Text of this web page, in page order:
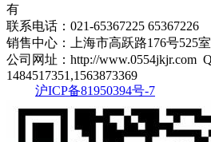
有
联系电话：021-65367225 65367226
销售中心：上海市高跃路176号525
公司网址：http://
1484517351,1563873369
沪ICP备81950394号-7